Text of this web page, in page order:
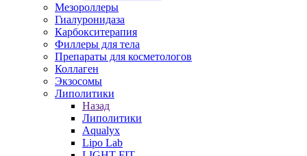
Мезороллеры
Гиалуронидаза
Карбокситерапия
Филлеры для тела
Препараты для косметологов
Коллаген
Экзосомы
Липолитики
Назад
Липолитики
Aqualyx
Lipo Lab